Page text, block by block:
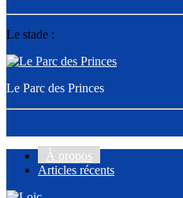
Le stade :
Le Parc des Princes
À propos
Articles récents